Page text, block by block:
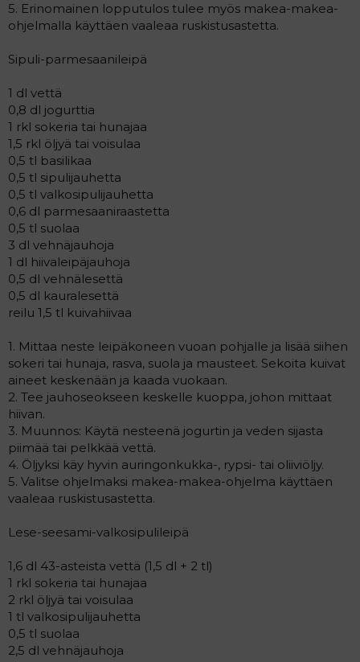
5. Erinomainen lopputulos tulee myös makea-makea-
ohjelmalla käyttäen vaaleaa ruskistusastetta.
Sipuli-parmesaanileipä
1 dl vettä
0,8 dl jogurttia
1 rkl sokeria tai hunajaa
1,5 rkl öljyä tai voisulaa
0,5 tl basilikaa
0,5 tl sipulijauhetta
0,5 tl valkosipulijauhetta
0,6 dl parmesaaniraastetta
0,5 tl suolaa
3 dl vehnäjauhoja
1 dl hiivaleipäjauhoja
0,5 dl vehnälesettä
0,5 dl kauralesettä
reilu 1,5 tl kuivahiivaa
1. Mittaa neste leipäkoneen vuoan pohjalle ja lisää siihen
sokeri tai hunaja, rasva, suola ja mausteet. Sekoita kuivat
aineet keskenään ja kaada vuokaan.
2. Tee jauhoseokseen keskelle kuoppa, johon mittaat
hiivan.
3. Muunnos: Käytä nesteenä jogurtin ja veden sijasta
piimää tai pelkkää vettä.
4. Öljyksi käy hyvin auringonkukka-, rypsi- tai oliiviöljy.
5. Valitse ohjelmaksi makea-makea-ohjelma käyttäen
vaaleaa ruskistusastetta.
Lese-seesami-valkosipulileipä
1,6 dl 43-asteista vettä (1,5 dl + 2 tl)
1 rkl sokeria tai hunajaa
2 rkl öljyä tai voisulaa
1 tl valkosipulijauhetta
0,5 tl suolaa
2,5 dl vehnäjauhoja